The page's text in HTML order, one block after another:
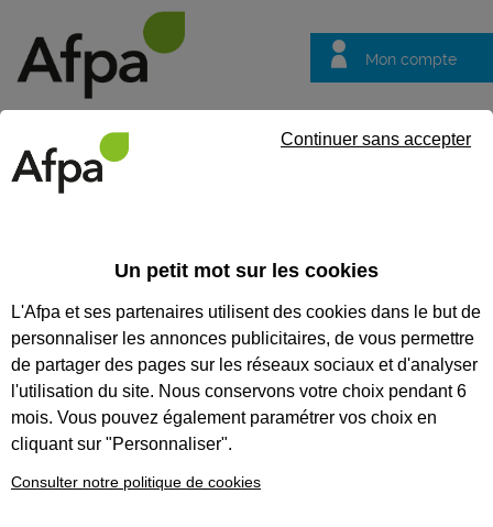
Mon compte
questions
NOS FORMATIONS
COMPÉTENCES MÉTIER
Nos formations
compétences métier
Renforcez vos compétences,
L’Afpa vous propose d’acquérir
Un petit mot sur les cookies
L'Afpa et ses partenaires utilisent des cookies dans le but de
personnaliser les annonces publicitaires, de vous permettre
de partager des pages sur les réseaux sociaux et d'analyser
l'utilisation du site. Nous conservons votre choix pendant 6
mois. Vous pouvez également paramétrer vos choix en
cliquant sur "Personnaliser".
Consulter notre politique de cookies
Continuer sans accepter